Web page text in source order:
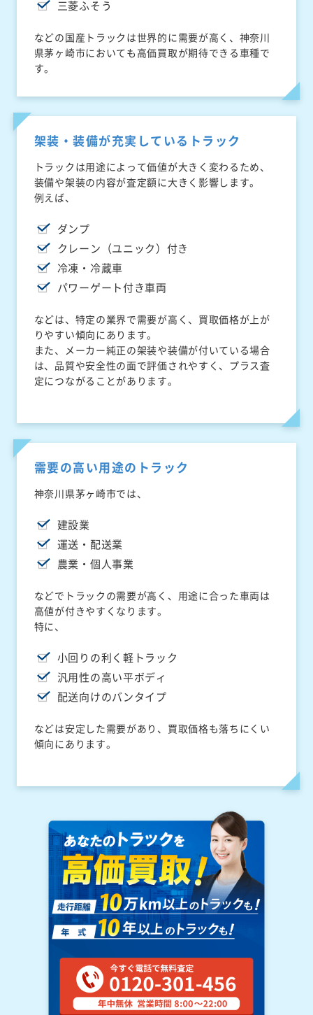
三菱ふそう
などの国産トラックは世界的に需要が高く、神奈川
県茅ヶ崎市においても高価買取が期待できる車種で
す。
架装・装備が充実しているトラック
トラックは用途によって価値が大きく変わるため、
装備や架装の内容が査定額に大きく影響します。
例えば、
ダンプ
クレーン（ユニック）付き
冷凍・冷蔵車
パワーゲート付き車両
などは、特定の業界で需要が高く、買取価格が上が
りやすい傾向にあります。
また、メーカー純正の架装や装備が付いている場合
は、品質や安全性の面で評価されやすく、プラス査
定につながることがあります。
需要の高い用途のトラック
神奈川県茅ヶ崎市では、
建設業
運送・配送業
農業・個人事業
などでトラックの需要が高く、用途に合った車両は
高値が付きやすくなります。
特に、
小回りの利く軽トラック
汎用性の高い平ボディ
配送向けのバンタイプ
などは安定した需要があり、買取価格も落ちにくい
傾向にあります。